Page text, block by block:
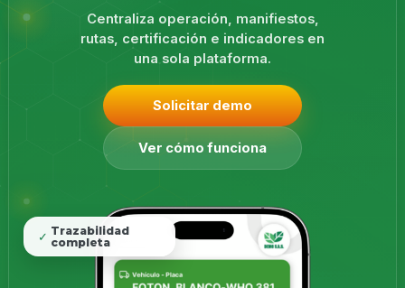
Centraliza operación, manifiestos,
rutas, certificación e indicadores en
una sola plataforma.
Solicitar demo
Ver cómo funciona
✓ Trazabilidad
completa